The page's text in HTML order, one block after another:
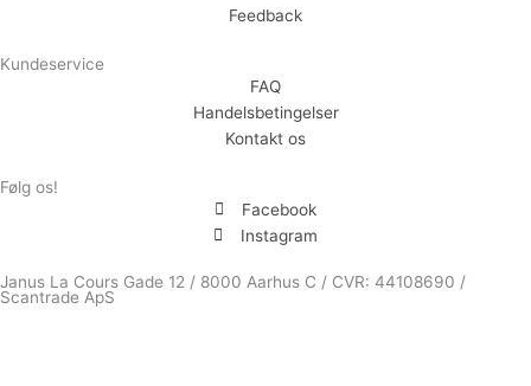
Feedback
Kundeservice
FAQ
Handelsbetingelser
Kontakt os
Følg os!
Facebook
Instagram
Janus La Cours Gade 12 / 8000 Aarhus C / CVR: 44108690 /
Scantrade ApS